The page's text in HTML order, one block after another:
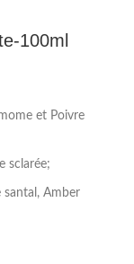
100ml
et Poivre
sclarée;
santal, Amber